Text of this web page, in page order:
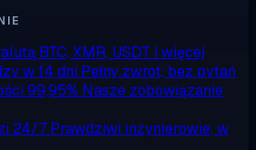
BTC, XMR, USDT i więcej
w 14 dni Pełny zwrot, bez pytań
99,95% Nasze zobowiązanie
24/7 Prawdziwi inżynierowie, w